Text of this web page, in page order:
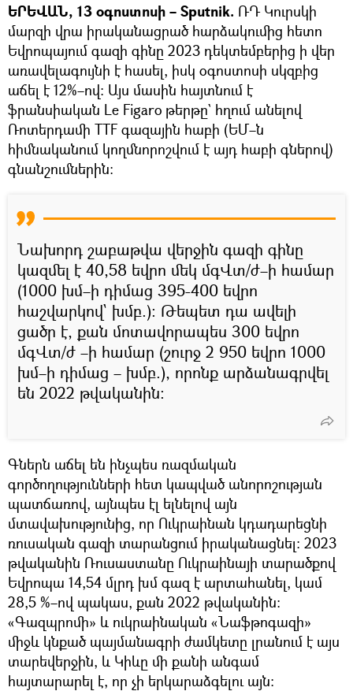
ԵՐԵՎԱՆ, 13 օգոստոսի – Sputnik. ՌԴ Կուրսկի
մարզի վրա իրականացրած հարձակումից հետո
Եվրոպայում գազի գինը 2023 դեկտեմբերից ի վեր
առավելագույնի է հասել, իսկ օգոստոսի սկզբից
աճել է 12%–ով։ Այս մասին հայտնում է
ֆրանսիական Le Figaro թերթը` հղում անելով
Ռոտերդամի TTF գազային հաբի (ԵՄ–ն
հիմնականում կողմնորոշվում է այդ հաբի գներով)
գնանշումներին։
Նախորդ շաբաթվա վերջին գազի գինը
կազմել է 40,58 եվրո մեկ մգՎտ/ժ–ի համար
(1000 խմ–ի դիմաց 395-400 եվրո
հաշվարկով` խմբ.)։ Թեպետ դա ավելի
ցածր է, քան մոտավորապես 300 եվրո
մգՎտ/ժ –ի համար (շուրջ 2 950 եվրո 1000
խմ–ի դիմաց – խմբ.), որոնք արձանագրվել
են 2022 թվականին։
Գներն աճել են ինչպես ռազմական
գործողությունների հետ կապված անորոշության
պատճառով, այնպես էլ ելնելով այն
մտավախությունից, որ Ուկրաինան կդադարեցնի
ռուսական գազի տարանցում իրականացնել։ 2023
թվականին Ռուսաստանը Ուկրաինայի տարածքով
Եվրոպա 14,54 մլրդ խմ գազ է արտահանել, կամ
28,5 %–ով պակաս, քան 2022 թվականին։
«Գազպրոմի» և ուկրաինական «Նաֆթոգազի»
միջև կնքած պայմանագրի ժամկետը լրանում է այս
տարեվերջին, և Կիևը մի քանի անգամ
հայտարարել է, որ չի երկարաձգելու այն։